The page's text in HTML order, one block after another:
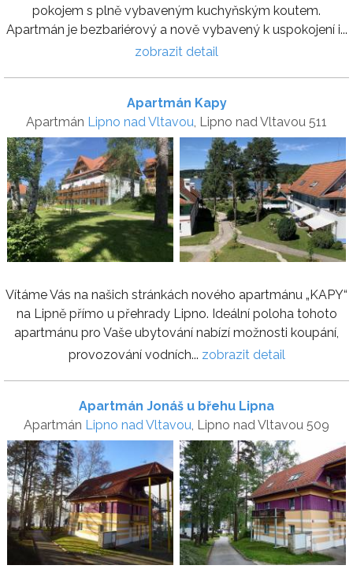
pokojem s plně vybaveným kuchyňským koutem.
Apartmán je bezbariérový a nově vybavený k uspokojení i...
zobrazit detail
Apartmán Kapy
Apartmán Lipno nad Vltavou , Lipno nad Vltavou 511
Vítáme Vás na našich stránkách nového apartmánu „KAPY“
na Lipně přímo u přehrady Lipno. Ideální poloha tohoto
apartmánu pro Vaše ubytování nabízí možnosti koupání,
provozování vodních... zobrazit detail
Apartmán Jonáš u břehu Lipna
Apartmán Lipno nad Vltavou, Lipno nad Vltavou 509